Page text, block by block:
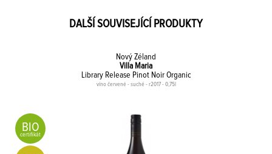
DALŠÍ SOUVISEJÍCÍ PRODUKTY
Nový Zéland
Villa Maria
Library Release Pinot Noir Organic
víno červené - suché - r2017 - 0,75l
BIO
certifikát